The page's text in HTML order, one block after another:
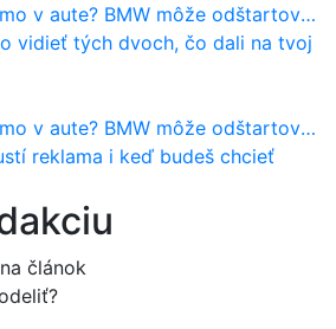
aute? BMW môže odštartovať nový trend
vidieť tých dvoch, čo dali na tvoj
aute? BMW môže odštartovať nový trend
reklama i keď budeš chcieť
článok